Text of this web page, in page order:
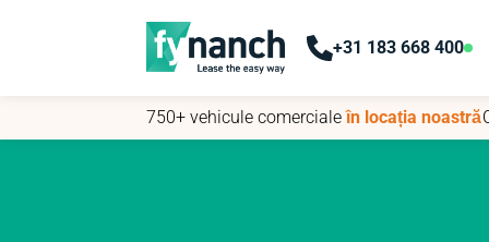
+31 183 668 400
750+ vehicule comercialeîn locația noastră
+31 183 668 400
750+ vehicule comercialeîn locația noastră